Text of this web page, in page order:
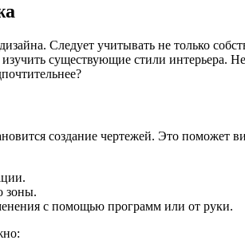
Следует учитывать не только
существующие стили интерьера.
создание чертежей. Это поможет
зоны.
с помощью программ или от руки.